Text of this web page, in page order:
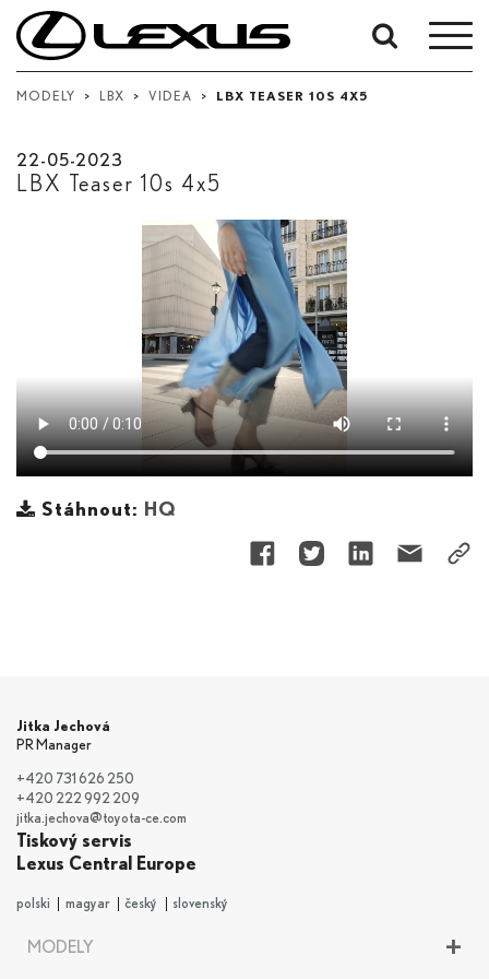
MODELY > LBX > VIDEA > LBX TEASER 10S 4X5
22-05-2023
LBX Teaser 10s 4x5
Stáhnout: HQ
Jitka Jechová
PR Manager
+420 731 626 250
+420 222 992 209
jitka.jechova@toyota-ce.com
Tiskový servis
Lexus Central Europe
polski magyar český slovenský
+
MODELY
Vyhledávání
podle
Počáteční datum